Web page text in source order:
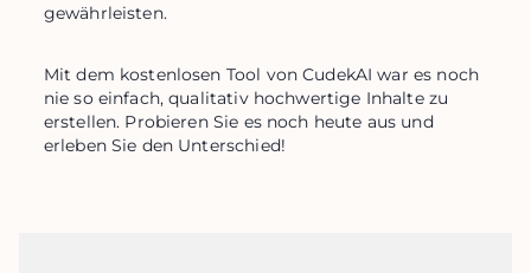
gewährleisten.
Mit dem kostenlosen Tool von CudekAI war es noch
nie so einfach, qualitativ hochwertige Inhalte zu
erstellen. Probieren Sie es noch heute aus und
erleben Sie den Unterschied!